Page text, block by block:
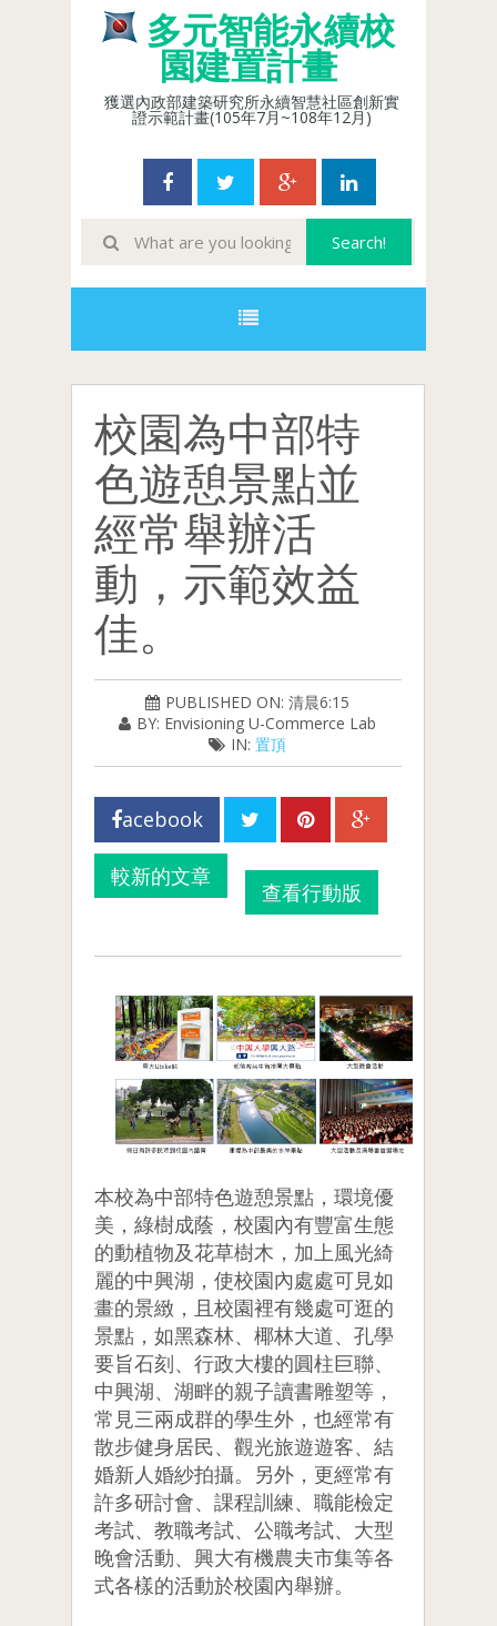
多元智能永續校
園建置計畫
獲選內政部建築研究所永續智慧社區創新實
證示範計畫(105年7月~108年12月)
校園為中部特
色遊憩景點並
經常舉辦活
動，示範效益
佳。
PUBLISHED ON: 清晨6:15
BY: Envisioning U-Commerce Lab
IN:置頂
acebook
較新的文章
查看行動版
本校為中部特色遊憩景點，環境優
美，綠樹成蔭，校園內有豐富生態
的動植物及花草樹木，加上風光綺
麗的中興湖，使校園內處處可見如
畫的景緻，且校園裡有幾處可逛的
景點，如黑森林、椰林大道、孔學
要旨石刻、行政大樓的圓柱巨聯、
中興湖、湖畔的親子讀書雕塑等，
常見三兩成群的學生外，也經常有
散步健身居民、觀光旅遊遊客、結
婚新人婚紗拍攝。另外，更經常有
許多研討會、課程訓練、職能檢定
考試、教職考試、公職考試、大型
晚會活動、興大有機農夫市集等各
式各樣的活動於校園內舉辦。